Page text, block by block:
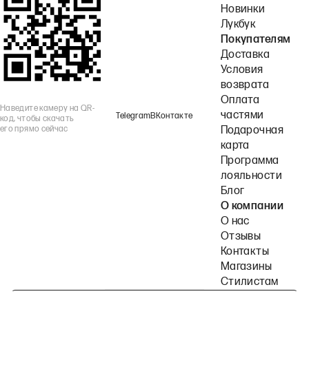
Наведите камеру на QR-
код, чтобы скачать
его прямо сейчас
TelegramВКонтакте
Новинки
Лукбук
Покупателям
Доставка
Условия
возврата
Оплата
частями
Подарочная
карта
Программа
лояльности
Блог
О компании
О нас
Отзывы
Контакты
Магазины
Стилистам